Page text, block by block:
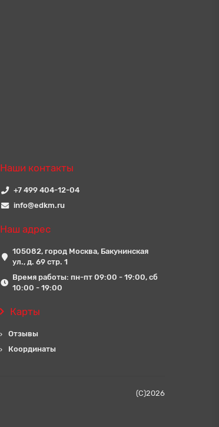
Наши контакты
+7 499 404-12-04
info@edkm.ru
Наш адрес
105082, город Москва, Бакунинская
ул., д. 69 стр. 1
Время работы: пн-пт 09:00 - 19:00, сб
10:00 - 19:00
Карты
Отзывы
Координаты
(C)2026